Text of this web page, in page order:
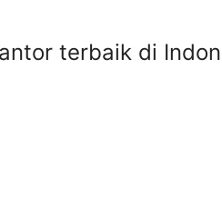
terbaik di